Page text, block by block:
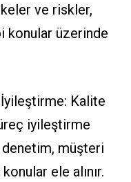
ve riskler,
konular üzerinde
Kalite
iyileştirme
müşteri
ele alınır.